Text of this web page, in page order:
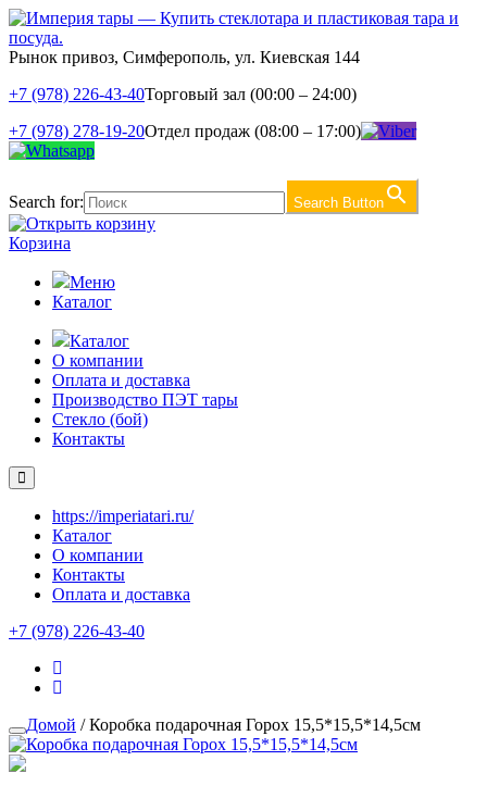
Рынок привоз, Симферополь, ул. Киевская 144
+7 (978) 226-43-40Торговый зал (00:00 – 24:00)
+7 (978) 278-19-20Отдел продаж (08:00 – 17:00)
Search for: Search Button
Корзина
Меню
Каталог
Каталог
О компании
Оплата и доставка
Производство ПЭТ тары
Стекло (бой)
Контакты
https://imperiatari.ru/
Каталог
О компании
Контакты
Оплата и доставка
+7 (978) 226-43-40
Домой / Коробка подарочная Горох 15,5*15,5*14,5см